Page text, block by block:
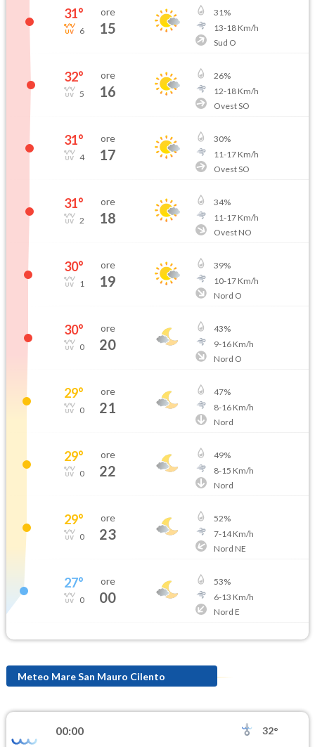
31°
6
ore
15
31%
13-18Km/h
Sud O
32°
5
ore
16
26%
12-18Km/h
Ovest SO
31°
4
ore
17
30%
11-17Km/h
Ovest SO
31°
2
ore
18
34%
11-17Km/h
Ovest NO
30°
1
ore
19
39%
10-17Km/h
Nord O
30°
0
ore
20
43%
9-16Km/h
Nord O
29°
0
ore
21
47%
8-16Km/h
Nord
29°
0
ore
22
49%
8-15 Km/h
Nord
29°
0
ore
23
52%
7-14Km/h
Nord NE
27°
0
ore
00
53%
6-13 Km/h
Nord E
Meteo Mare San Mauro Cilento
00:00
32°